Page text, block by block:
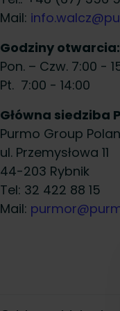
Mail:
Godziny otwarcia:
Pon. – Czw. 7:00 -
Pt. 7:00 - 14:00
Główna siedziba
Purmo Group
ul. Przemysłowa 11
44-203 Rybnik
Tel: 32 422 88 15
Mail: